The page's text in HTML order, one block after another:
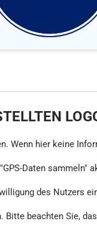
hier keine
Daten
des Nutzers
beachten Sie,